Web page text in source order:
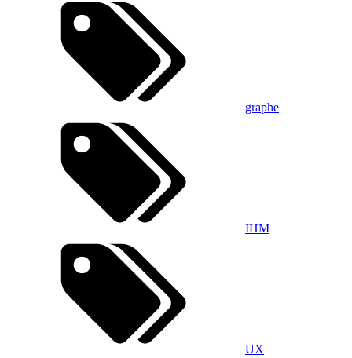
graphe
IHM
UX